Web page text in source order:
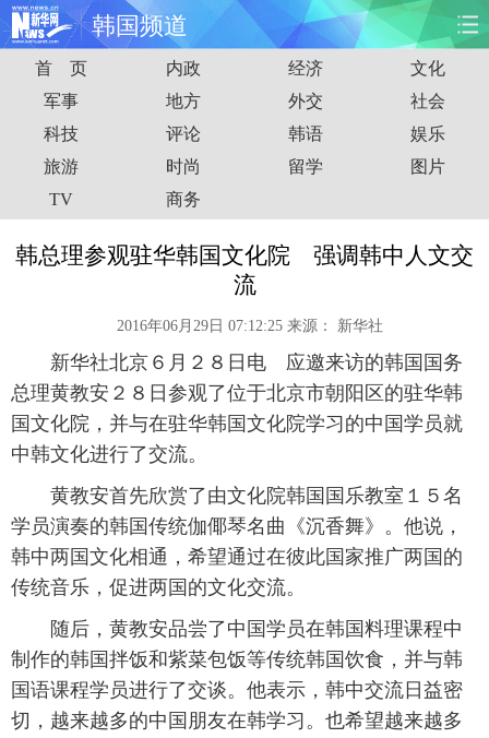
韩国频道
首页 时政 国际 财经
娱乐 体育 人事 教育
时尚 思客
港澳 台湾 华人 汽车
图片 视频 彩票 食品
旅游 健康 信息化 数据
金融 公益
富媒体 摄影 新华广播
新华电视中文 新华电视英文
首 页 内政 经济
文化
军事
地方 外交
社会
科技
评论 韩语
娱乐
旅游
时尚 留学
图片
TV
商务
韩总理参观驻华韩国文化院 强调韩中人文交
流
2016年06月29日 07:12:25 来源： 新华社
新华社北京６月２８日电 应邀来访的韩国国务
总理黄教安２８日参观了位于北京市朝阳区的驻华韩
国文化院，并与在驻华韩国文化院学习的中国学员就
中韩文化进行了交流。
黄教安首先欣赏了由文化院韩国国乐教室１５名
学员演奏的韩国传统伽倻琴名曲《沉香舞》。他说，
韩中两国文化相通，希望通过在彼此国家推广两国的
传统音乐，促进两国的文化交流。
随后，黄教安品尝了中国学员在韩国料理课程中
制作的韩国拌饭和紫菜包饭等传统韩国饮食，并与韩
国语课程学员进行了交谈。他表示，韩中交流日益密
切，越来越多的中国朋友在韩学习。也希望越来越多